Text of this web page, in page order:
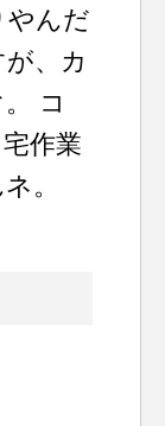
やんだ
、カ
コ
作業
。